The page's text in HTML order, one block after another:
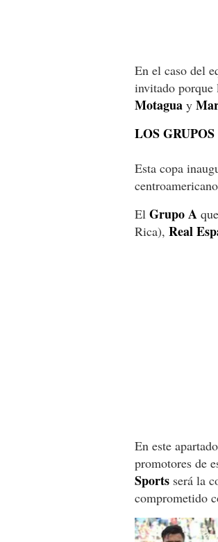
En el caso del
invitado porque
Motagua y
LOS GRUPOS
Esta copa
El Grupo A
Rica), Real
En este
promotores de
Sports será la
comprometido